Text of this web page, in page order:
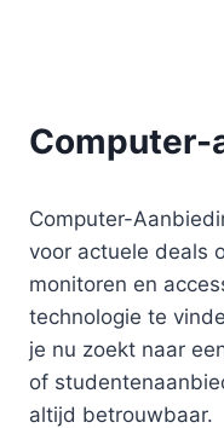
Computer-
Computer-
voor actuele deals
monitoren en
technologie te
je nu zoekt naar
of
altijd betrouwbaar.